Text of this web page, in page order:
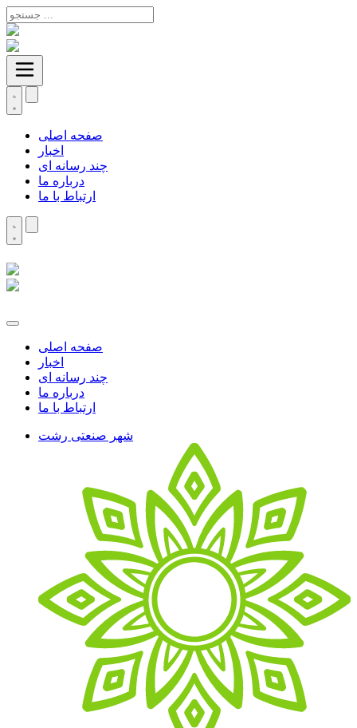
صفحه اصلی
اخبار
چند رسانه ای
درباره ما
ارتباط با ما
صفحه اصلی
اخبار
چند رسانه ای
درباره ما
ارتباط با ما
شهر صنعتی رشت